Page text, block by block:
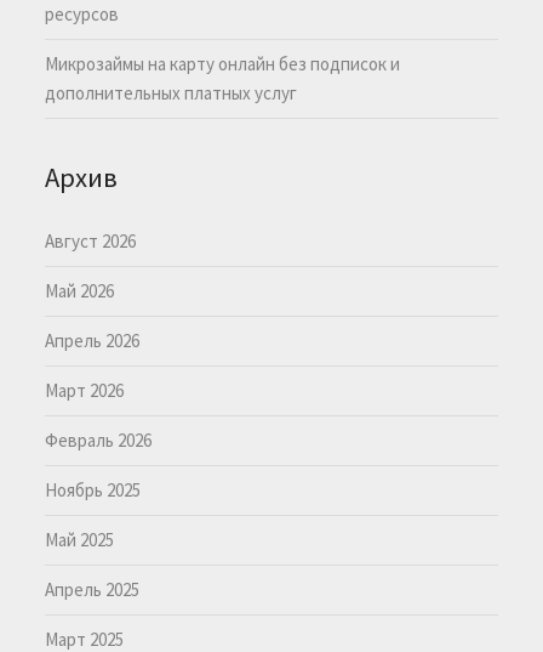
ресурсов
Микрозаймы на карту онлайн без подписок и
дополнительных платных услуг
Архив
Август 2026
Май 2026
Апрель 2026
Март 2026
Февраль 2026
Ноябрь 2025
Май 2025
Апрель 2025
Март 2025